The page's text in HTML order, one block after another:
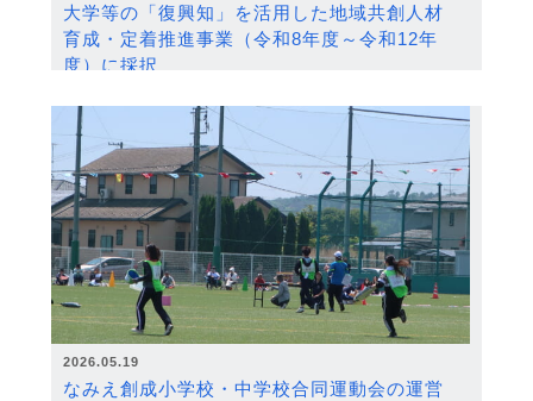
大学等の「復興知」を活用した地域共創人材
育成・定着推進事業（令和8年度～令和12年
度）に採択
2026.05.19
なみえ創成小学校・中学校合同運動会の運営